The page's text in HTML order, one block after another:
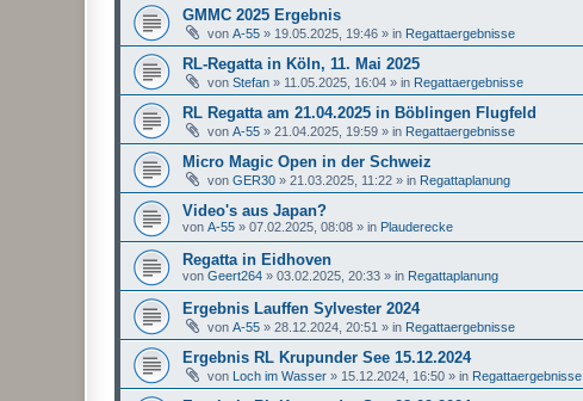
GMMC 2025 Ergebnis
von A-55 » 19.05.2025, 19:46 » in Regattaergebnisse
RL-Regatta in Köln, 11. Mai 2025
von Stefan » 11.05.2025, 16:04 » in Regattaergebnisse
RL Regatta am 21.04.2025 in Böblingen Flugfeld
von A-55 » 21.04.2025, 19:59 » in Regattaergebnisse
Micro Magic Open in der Schweiz
von GER30 » 21.03.2025, 11:22 » in Regattaplanung
Video's aus Japan?
von A-55 » 07.02.2025, 08:08 » in Plauderecke
Regatta in Eidhoven
von Geert264 » 03.02.2025, 20:33 » in Regattaplanung
Ergebnis Lauffen Sylvester 2024
von A-55 » 28.12.2024, 20:51 » in Regattaergebnisse
Ergebnis RL Krupunder See 15.12.2024
von Loch im Wasser » 15.12.2024, 16:50 » in Regattaergebnisse